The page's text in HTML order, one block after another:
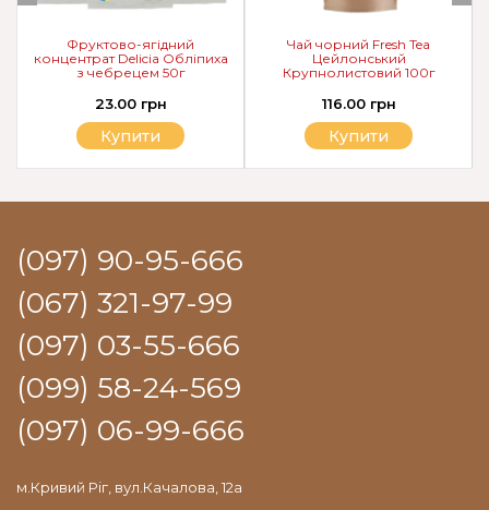
Чай чорний Fresh Tea
Цейлонський
Крупнолистовий 100г
116.00 грн
Купити
Фруктово-ягідний
концентрат Delicia Обліпиха
з чебрецем 50г
23.00 грн
Купити
(097) 90-95-666
(067) 321-97-99
(097) 03-55-666
(099) 58-24-569
(097) 06-99-666
м.Кривий Ріг, вул.Качалова, 12а